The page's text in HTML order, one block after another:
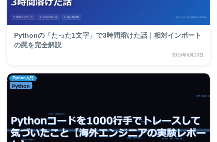
Pythonの「たった1文字」で3時間溶けた話｜相対インポート
の罠を完全解説
2026年6月23日
Python入門